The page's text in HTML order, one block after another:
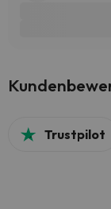
Trustpilot